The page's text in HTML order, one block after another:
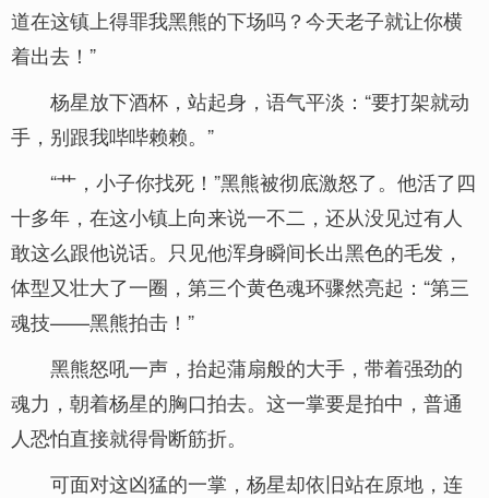
道在这镇上得罪我黑熊的下场吗？今天老子就让你横
着出去！”
杨星放下酒杯，站起身，语气平淡：“要打架就动
手，别跟我哔哔赖赖。”
“艹，小子你找死！”黑熊被彻底激怒了。他活了四
十多年，在这小镇上向来说一不二，还从没见过有人
敢这么跟他说话。只见他浑身瞬间长出黑色的毛发，
体型又壮大了一圈，第三个黄色魂环骤然亮起：“第三
魂技——黑熊拍击！”
黑熊怒吼一声，抬起蒲扇般的大手，带着强劲的
魂力，朝着杨星的胸口拍去。这一掌要是拍中，普通
人恐怕直接就得骨断筋折。
可面对这凶猛的一掌，杨星却依旧站在原地，连